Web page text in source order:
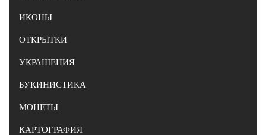
ИКОНЫ
ОТКРЫТКИ
УКРАШЕНИЯ
БУКИНИСТИКА
МОНЕТЫ
КАРТОГРАФИЯ